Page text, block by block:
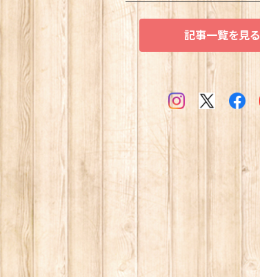
記事一覧を見る